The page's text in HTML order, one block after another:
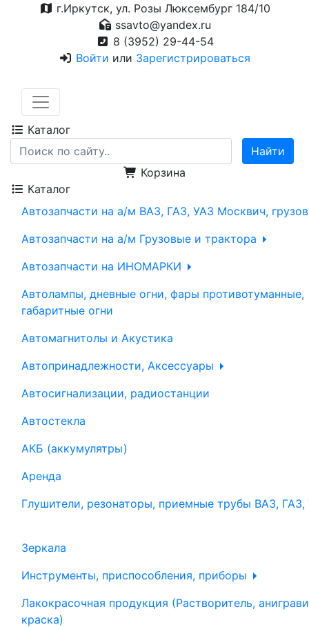
г.Иркутск, ул. Розы Люксембург 184/10
ssavto@yandex.ru
8 (3952) 29-44-54
Войти или Зарегистрироваться
Каталог
Корзина
Каталог
Автозапчасти на а/м ВАЗ, ГАЗ, УАЗ Москвич,
Автозапчасти на а/м Грузовые и трактора
Автозапчасти на ИНОМАРКИ
Автолампы, дневные огни, фары противотуманные,
габаритные огни
Автомагнитолы и Акустика
Автопринадлежности, Аксессуары
Автосигнализации, радиостанции
Автостекла
АКБ (аккумулятры)
Аренда
Глушители, резонаторы, приемные трубы ВАЗ, ГАЗ,
Зеркала
Инструменты, приспособления, приборы
Лакокрасочная продукция (Растворитель,
краска)